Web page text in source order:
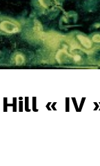
« IV